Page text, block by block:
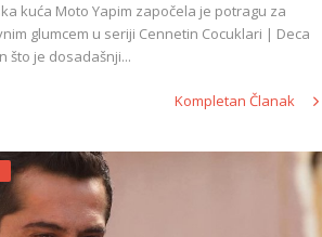
kuća Moto Yapim započela je potragu za
glumcem u seriji Cennetin Cocuklari | Deca
što je dosadašnji...
Kompletan Članak